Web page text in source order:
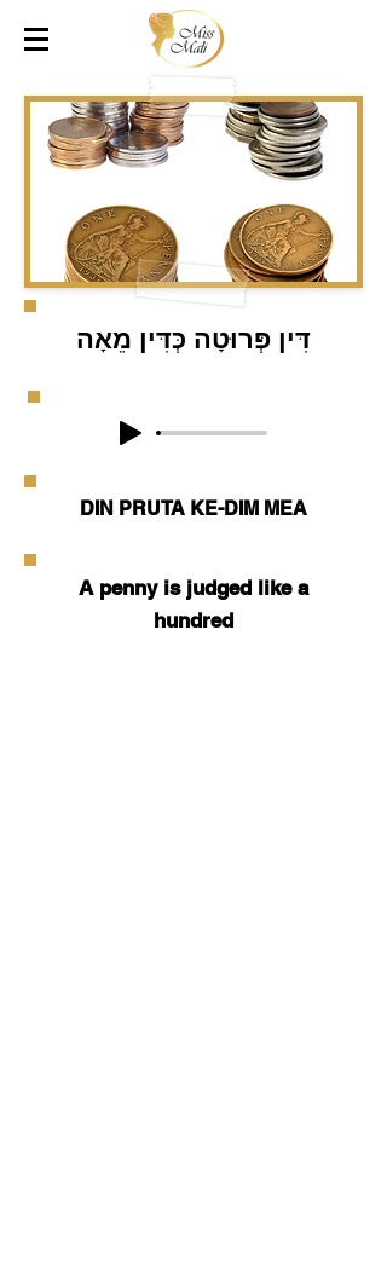
דִּין פְּרוּטָה כְּדִּין מֵאָה
DIN PRUTA KE-DIM MEA
A penny is judged like a
hundred